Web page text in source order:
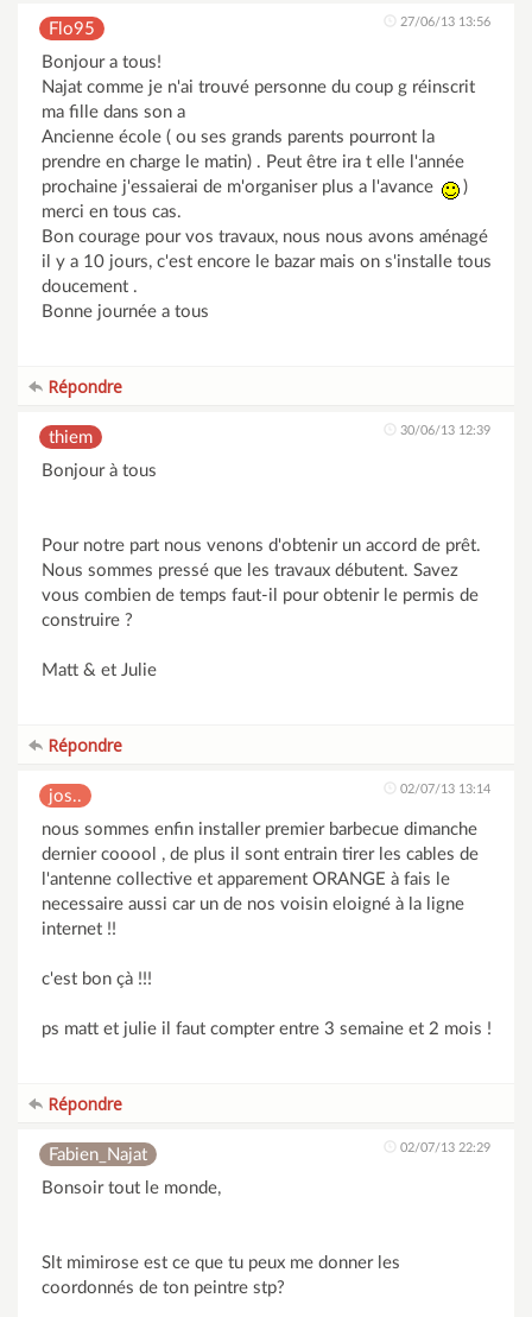
Flo95 27/06/13 13:56
Bonjour a tous!
Najat comme je n'ai trouvé personne du coup g réinscrit
ma fille dans son a
Ancienne école ( ou ses grands parents pourront la
prendre en charge le matin) . Peut être ira t elle l'année
prochaine j'essaierai de m'organiser plus a l'avance
)
merci en tous cas.
Bon courage pour vos travaux, nous nous avons aménagé
il y a 10 jours, c'est encore le bazar mais on s'installe tous
doucement .
Bonne journée a tous
Répondre
thiem 30/06/13 12:39
Bonjour à tous
Pour notre part nous venons d'obtenir un accord de prêt.
Nous sommes pressé que les travaux débutent. Savez
vous combien de temps faut-il pour obtenir le permis de
construire ?
Matt & et Julie
Répondre
jos.. 02/07/13 13:14
nous sommes enfin installer premier barbecue dimanche
dernier cooool , de plus il sont entrain tirer les cables de
l'antenne collective et apparement ORANGE à fais le
necessaire aussi car un de nos voisin eloigné à la ligne
internet !!
c'est bon çà !!!
ps matt et julie il faut compter entre 3 semaine et 2 mois !
Répondre
Fabien_Najat 02/07/13 22:29
Bonsoir tout le monde,
Slt mimirose est ce que tu peux me donner les
coordonnés de ton peintre stp?